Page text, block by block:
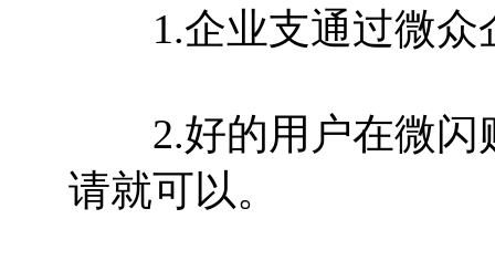
1.企业支通过微众
2.好的用户在微闪
请就可以。